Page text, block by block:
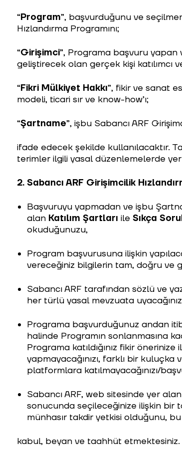
“Program”, başvurduğunu ve
Hızlandırma Programını;
“Girişimci”, Programa başvuru
geliştirecek olan gerçek kişi katılımcı
“Fikri Mülkiyet Hakkı”, fikir ve sanat
modeli, ticari sır ve know-how’ı;
“Şartname”, işbu Sabancı ARF
ifade edecek şekilde kullanılacaktır.
terimler ilgili yasal düzenlemelerde yer
2. Sabancı ARF Girişimcilik
Başvuruyu yapmadan ve işbu
alan Katılım Şartları ile Sıkça
okuduğunuzu,
Program başvurusuna ilişkin
vereceğiniz bilgilerin tam, doğru ve
Sabancı ARF tarafından sözlü ve
her türlü yasal mevzuata
Programa başvurduğunuz andan
halinde Programın sonlanmasına
Programa katıldığınız fikir
yapmayacağınızı, farklı bir kuluçka
platformlara katılmayacağınızı/
Sabancı ARF, web sitesinde yer
sonucunda seçileceğinize ilişkin bir
münhasır takdir yetkisi olduğunu,
kabul, beyan ve taahhüt etmektesiniz.